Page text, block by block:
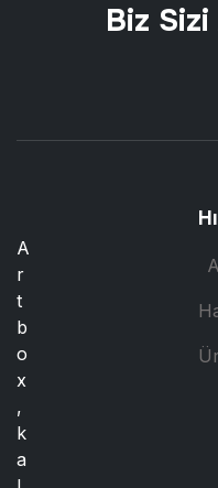
Biz
A
r
t
b
o
x
,
k
a